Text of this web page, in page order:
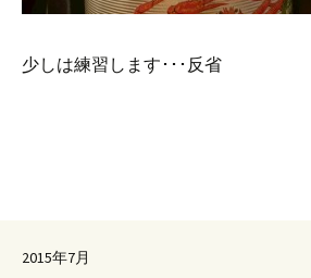
少しは練習します･･･反省
2015年7月